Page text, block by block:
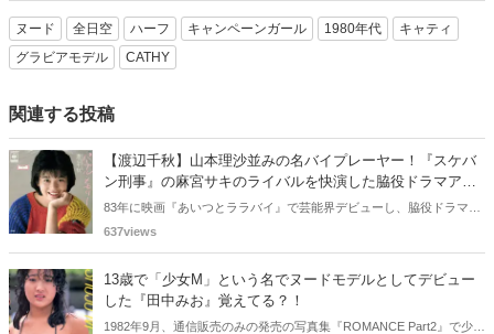
ヌード 全日空 ハーフ キャンペーンガール 1980年代
キャティ
グラビアモデル
CATHY
関連する投稿
【渡辺千秋】山本理沙並みの名バイプレーヤー！『スケバ
ン刑事』の麻宮サキのライバルを快演した脇役ドラマアイ
ドルとは！？
83年に映画『あいつとララバイ』で芸能界デビューし、脇役ドラマア
イドルとして様々なドラマに出演した渡辺千秋さん。『スケバン刑
本理沙』並みの名バイブレイヤーとしても知られているんです。今回
の記事では、渡辺千秋さんの過去の活躍を振り返り、彼女の魅力や記
憶に残る楽曲・ドラマをご紹介していきます。
637views
13歳で「少女M」という名でヌードモデルとしてデビュー
した『田中みお』覚えてる？！
1982年9月、通信販売のみの発売の写真集『ROMANCE Part2』で少女